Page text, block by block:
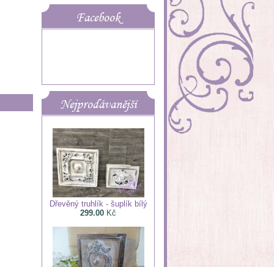
Facebook
Nejprodávanější
Dřevěný truhlík - šuplík bílý
299.00 Kč